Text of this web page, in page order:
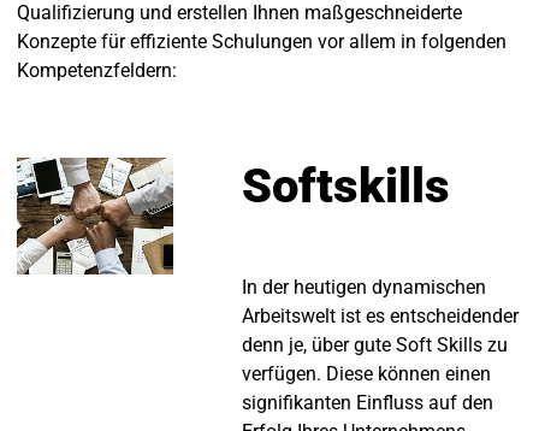
Qualifizierung und erstellen Ihnen maßgeschneiderte
Konzepte für effiziente Schulungen vor allem in folgenden
Kompetenzfeldern:
Softskills
In der heutigen dynamischen
Arbeitswelt ist es entscheidender
denn je, über gute Soft Skills zu
verfügen. Diese können einen
signifikanten Einfluss auf den